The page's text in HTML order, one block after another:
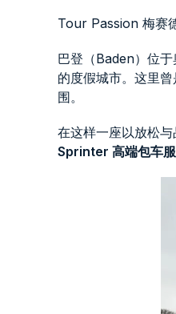
Tour Passion 梅赛
巴登（Baden）位
的度假城市。这里
围。
在这样一座以放松与
Sprinter 高端包车